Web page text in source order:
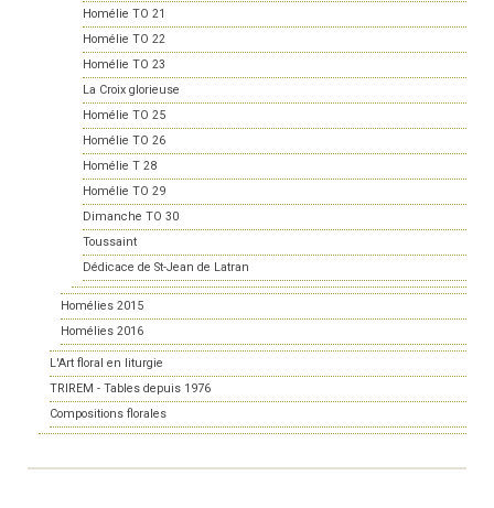
Homélie TO 21
Homélie TO 22
Homélie TO 23
La Croix glorieuse
Homélie TO 25
Homélie TO 26
Homélie T 28
Homélie TO 29
Dimanche TO 30
Toussaint
Dédicace de St-Jean de Latran
Homélies 2015
Homélies 2016
L'Art floral en liturgie
TRIREM - Tables depuis 1976
Compositions florales